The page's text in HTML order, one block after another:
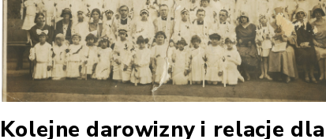
Kolejne darowizny i relacje dla